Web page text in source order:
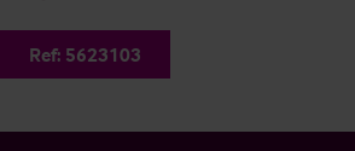
Ref: 5623103